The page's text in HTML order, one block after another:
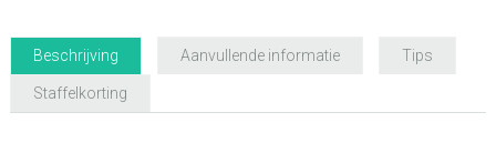
Beschrijving Aanvullende informatie Tips
Staffelkorting